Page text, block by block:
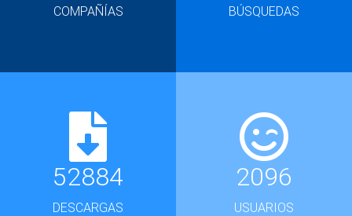
COMPAÑÍAS BÚSQUEDAS
52884
DESCARGAS
2096
USUARIOS